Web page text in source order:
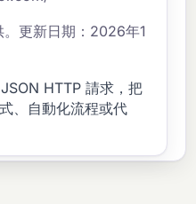
更新日期：2026年1
HTTP 請求，把
、自動化流程或代